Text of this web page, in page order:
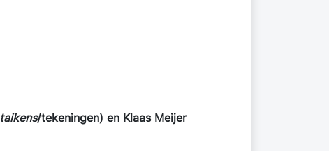
taikens/tekeningen) en Klaas Meijer